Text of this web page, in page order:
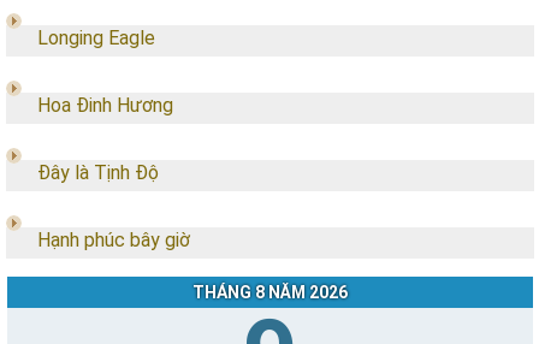
Longing Eagle
Hoa Đinh Hương
Đây là Tịnh Độ
Hạnh phúc bây giờ
THÁNG 8 NĂM 2026